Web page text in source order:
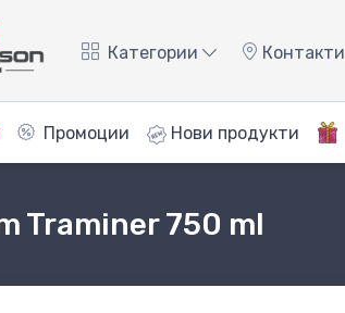
Категории Контакти
Промоции Нови продукти
Traminer 750 ml